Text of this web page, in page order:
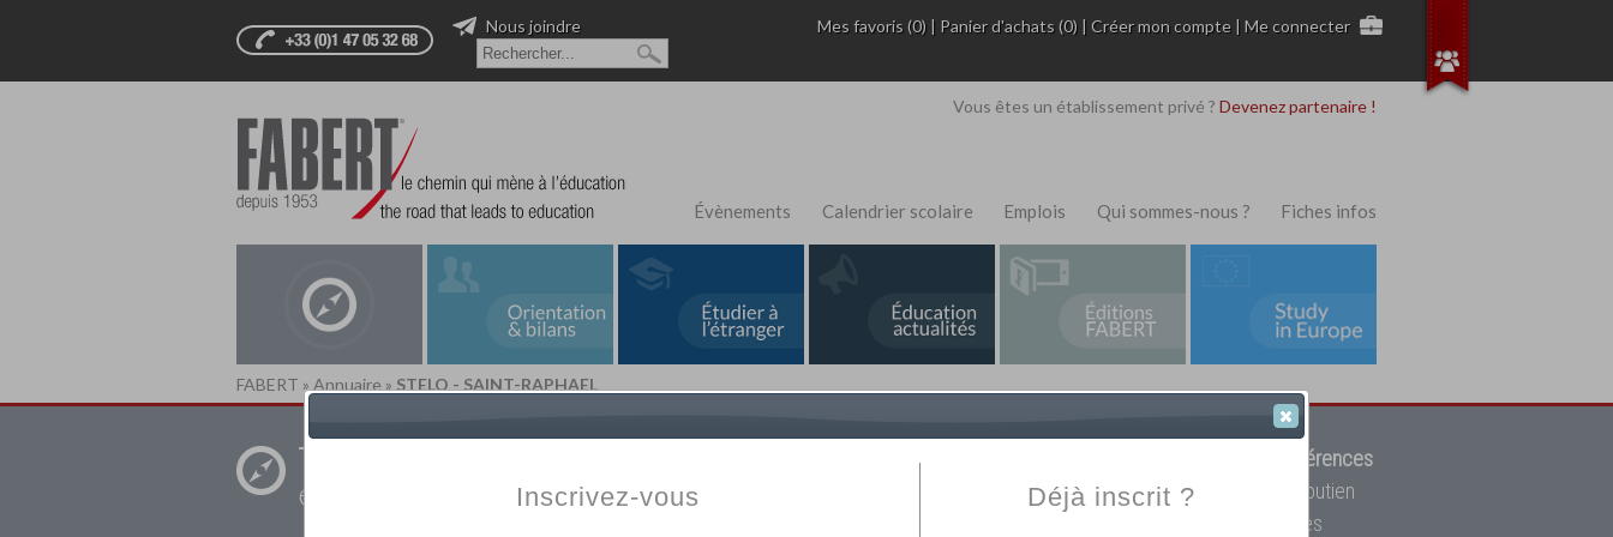
Mes favoris (0) | Panier d'achats (0) |Créer mon compte |Me connecter
Nous joindre
Vous êtes un établissement privé ? Devenez partenaire !
Évènements Calendrier scolaire Emplois Qui sommes-nous ? Fiches infos
FABERT » Annuaire » STELO - SAINT-RAPHAEL
Trouver un
établissement privé
Fabert.com
12908 références
votre établissement privé, du primaire au supérieur, mais aussi des cours de soutien
scolaire et des cours à distance. Ce moteur regroupe toutes les écoles privées
Inscrivez-vous Déjà inscrit ?